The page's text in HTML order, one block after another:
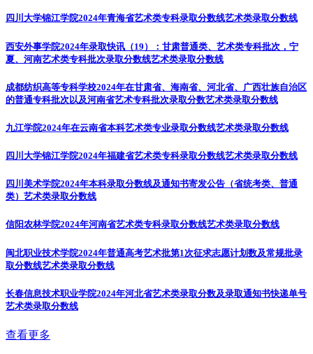
四川大学锦江学院2024年青海省艺术类专科录取分数线艺术类录取分数线
西安外事学院2024年录取快讯（19）：甘肃普通类、艺术类专科批次，宁
夏、河南艺术类专科批次录取分数线艺术类录取分数线
成都纺织高等专科学校2024年在甘肃省、海南省、河北省、广西壮族自治区
的普通专科批次以及河南省艺术专科批次录取分数艺术类录取分数线
九江学院2024年在云南省本科艺术类专业录取分数线艺术类录取分数线
四川大学锦江学院2024年福建省艺术类专科录取分数线艺术类录取分数线
四川美术学院2024年本科录取分数线及通知书寄发公告（省统考类、普通
类） 艺术类录取分数线
信阳农林学院2024年河南省艺术类专科录取分数线艺术类录取分数线
闽北职业技术学院2024年普通高考艺术批第1次征求志愿计划数及常规批录
取分数线艺术类录取分数线
长春信息技术职业学院2024年河北省艺术类录取分数及录取通知书快递单号
艺术类录取分数线
查看更多